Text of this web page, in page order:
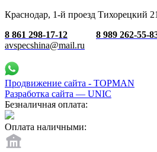
Краснодар, 1-й проезд Тихорецкий 21
8 861 298-17-12
8 989 262-55-
avspecshina@mail.ru
Продвижение сайта - TOPMAN
Разработка сайта — UNIC
Безналичная оплата:
Оплата наличными: